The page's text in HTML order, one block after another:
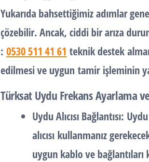
Yukarıda bahsettiğimiz adımlar
çözebilir. Ancak, ciddi bir arıza
: 0530 511 41 61 teknik destek
edilmesi ve uygun tamirişleminin
Türksat Uydu Frekans Ayarlama
Uydu Alıcısı Bağlantısı:
alıcısı kullanmanız
uygun kablo ve bağlantıları